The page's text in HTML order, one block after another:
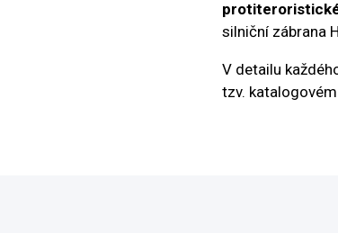
silniční zábrana
V detailu
tzv.